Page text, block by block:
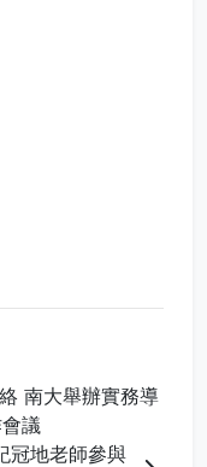
南大舉辦實務導
議
冠地老師參與